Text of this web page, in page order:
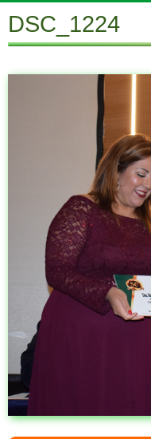
DSC_1224